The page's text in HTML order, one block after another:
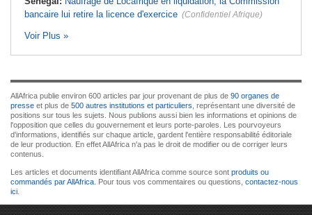
bancaire lui retire la licence d'exercice (Confidentiel Afrique)
Voir Plus »
AllAfrica publie environ 600 articles par jour provenant de plus de 90 organes de
presse et plus de 500 autres institutions et particuliers , représentant une diversité de
positions sur tous les sujets. Nous publions aussi bien les informations et opinions de
l'opposition que celles du gouvernement et leurs porte-paroles. Les pourvoyeurs
d'informations, identifiés sur chaque article, gardent l'entière responsabilité éditoriale
de leur production. En effet AllAfrica n'a pas le droit de modifier ou de corriger leurs
contenus.
Les articles et documents identifiant AllAfrica comme source sont produits ou
commandés par AllAfrica . Pour tous vos commentaires ou questions, contactez-nous
ici